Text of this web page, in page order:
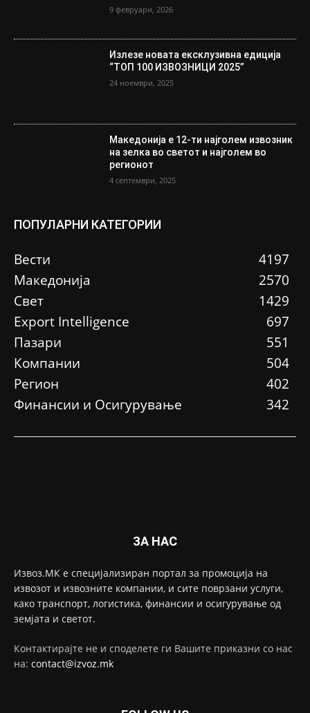
9 февруари, 2026
Излезе новата ексклузивна едиција
“ТОП 100 ИЗВОЗНИЦИ 2025”
24 ноември, 2025
Македонија е 12-ти најголем извозник
на зелка во светот и најголем во
регионот
4 септември, 2025
ПОПУЛАРНИ КАТЕГОРИИ
Вести
4197
Македонија
2570
Свет
1429
Еxport Intelligence
697
Пазари
551
Компании
504
Регион
402
Финансии и Осигурување
342
ЗА НАС
Извоз.МК е специјализиран портал за промоција на
извозот и извозните компании, и сите поврзани услуги,
како транспорт, логистика, финансии и осигурување од
земјата и светот.
Контактирајте не и споделете ги Вашите приказни со нас
на: contact@izvoz.mk